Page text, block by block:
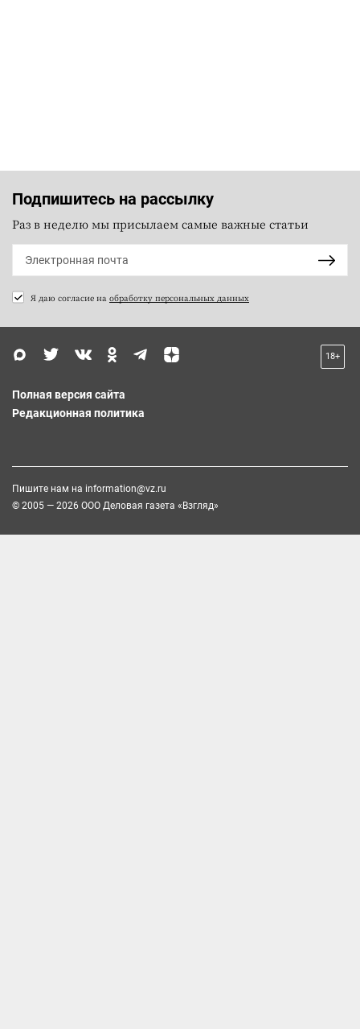
Подпишитесь на рассылку
Раз в неделю мы присылаем самые важные статьи
Я даю согласие на обработку персональных данных
18+
Полная версия сайта
Редакционная политика
Пишите нам на information@vz.ru
© 2005 — 2026 ООО Деловая газета «Взгляд»